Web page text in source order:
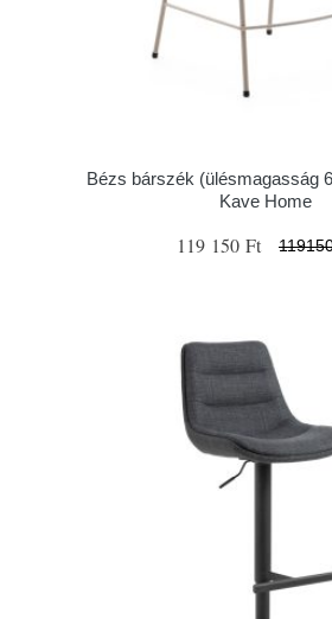
Bézs bárszék (ülésmagasság
Kave Home
119 150 Ft